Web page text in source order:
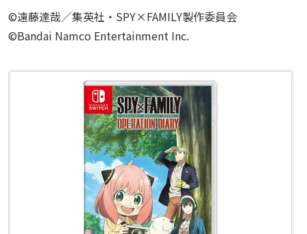
©遠藤達哉／集英社・SPY×FAMILY製作委員会
©Bandai Namco Entertainment Inc.